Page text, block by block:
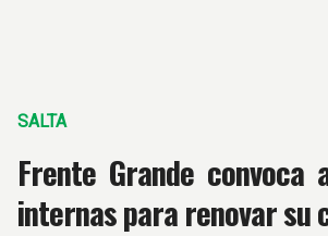
SALTA
Frente Grande convoca
internas para renovar su